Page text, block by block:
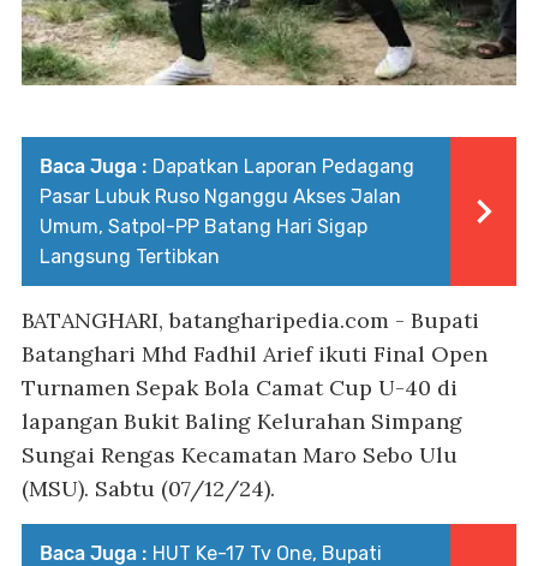
Baca Juga : Dapatkan Laporan Pedagang
Pasar Lubuk Ruso Nganggu Akses Jalan
Umum, Satpol-PP Batang Hari Sigap
Langsung Tertibkan
BATANGHARI, batangharipedia.com - Bupati
Batanghari Mhd Fadhil Arief ikuti Final Open
Turnamen Sepak Bola Camat Cup U-40 di
lapangan Bukit Baling Kelurahan Simpang
Sungai Rengas Kecamatan Maro Sebo Ulu
(MSU). Sabtu (07/12/24).
Baca Juga : HUT Ke-17 Tv One, Bupati